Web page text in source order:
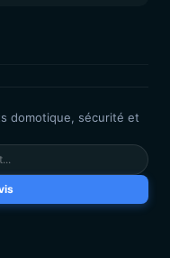
domotique, sécurité et